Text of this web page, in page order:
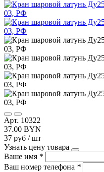
Арт. 10322
37.00 BYN
37 руб / шт
Узнать цену товара
Ваше имя *
Ваш номер телефона *